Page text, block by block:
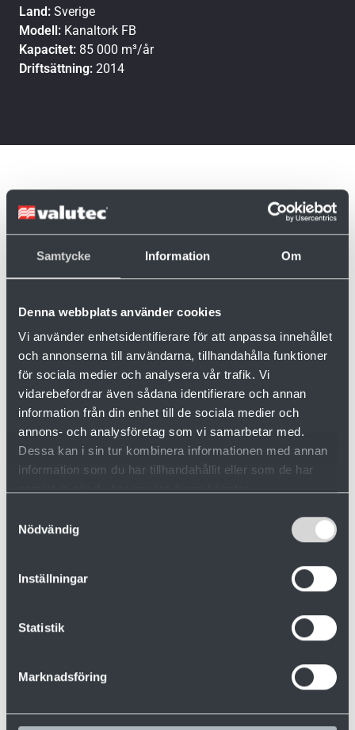
Samtycke Information Om
Denna webbplats använder cookies
Vi använder enhetsidentifierare för att anpassa innehållet
och annonserna till användarna, tillhandahålla funktioner
för sociala medier och analysera vår trafik. Vi
vidarebefordrar även sådana identifierare och annan
information från din enhet till de sociala medier och
annons- och analysföretag som vi samarbetar med.
Dessa kan i sin tur kombinera informationen med annan
information som du har tillhandahållit eller som de har
Nödvändig
Inställningar
Statistik
Marknadsföring
Land: Sverige
Modell: Kanaltork FB
Kapacitet: 85 000 m³/år
Driftsättning: 2014
Rundviks sågverk är ett av SCA Timbers fem
sågverk och ligger i Rundvik, Nordmalings
Vill du veta mer?
joakim.berglund@valutec.se